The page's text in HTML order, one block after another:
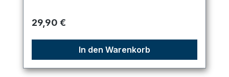
Regulärer Preis:
29,90 €
In den Warenkorb